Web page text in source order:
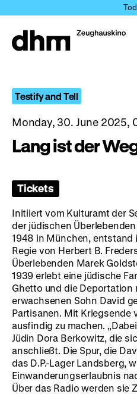
directly
the
Testify and Tell
Monday, 30. June 2025,
Lang ist der
Tickets
Initiiert vom Kulturamt der
der jüdischen
1948 in München, entstand
Regie von Herbert B.
Überlebenden Marek
1939 erlebt eine jüdische
Ghetto und die Deportation
erwachsenen Sohn David
Partisanen. Mit Kriegsende
ausfindig zu machen.
Jüdin Dora Berkowitz, die
anschließt. Die Spur, die
das D.P.-Lager Landsberg,
Einwanderungserlaubnis
Über das Radio werden sie